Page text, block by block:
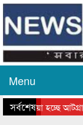
Menu
সর্বশেষ
যাওয়া হচ্ছে আটগ্রামে